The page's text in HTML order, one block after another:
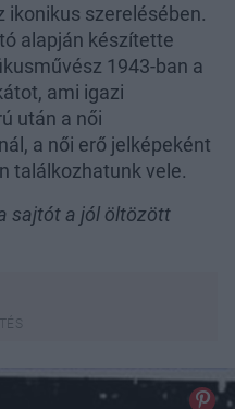
ikonikus szerelésében.
alapján készítette
1943-ban a
ami igazi
után a női
a női erő jelképeként
találkozhatunk vele.
sajtót a jól öltözött